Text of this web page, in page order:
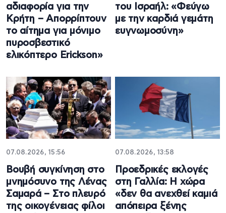
αδιαφορία για την
Κρήτη – Απορρίπτουν
το αίτημα για μόνιμο
πυροσβεστικό
ελικόπτερο Erickson»
του Ισραήλ: «Φεύγω
με την καρδιά γεμάτη
ευγνωμοσύνη»
07.08.2026, 15:56
Βουβή συγκίνηση στο
μνημόσυνο της Λένας
Σαμαρά – Στο πλευρό
της οικογένειας φίλοι
07.08.2026, 13:58
Προεδρικές εκλογές
στη Γαλλία: Η χώρα
«δεν θα ανεχθεί καμιά
απόπειρα ξένης